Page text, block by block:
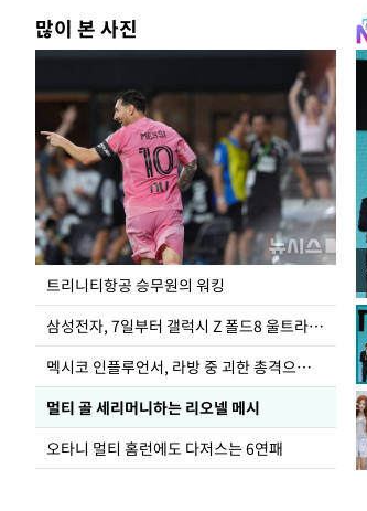
많이 본 사진
트리니티항공 승무원의 워킹
삼성전자, 7일부터 갤럭시 Z 폴드8 울트라·폴드8·플립8 출시
멕시코 인플루언서, 라방 중 괴한 총격으로 사망
멀티 골 세리머니하는 리오넬 메시
오타니 멀티 홈런에도 다저스는 6연패